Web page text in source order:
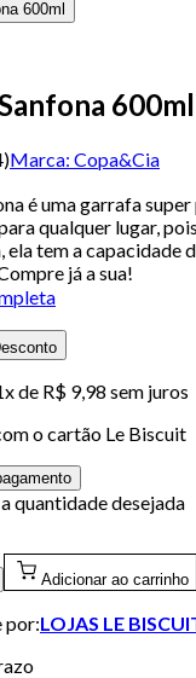
600ml
)Marca: Copa&Cia
é uma garrafa
qualquer lugar,
ela tem a capacidade
já a sua!
de R$ 9,98 sem juros
o cartão Le Biscuit
quantidade desejada
Adicionar ao carrinho
por:LOJAS LE